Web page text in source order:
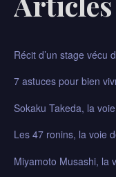
Récit d’un stage vécu
7 astuces pour bien
Sokaku Takeda, la voie
Les 47 ronins, la voie
Miyamoto Musashi, la